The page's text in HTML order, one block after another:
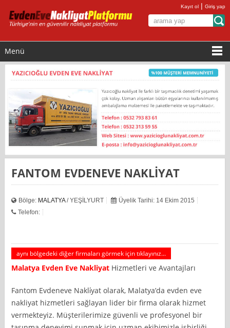
Kayıt ol |Giriş yap
Menü
FANTOM EVDENEVE NAKLİYAT
Bölge: MALATYA/ YEŞİLYURT
Üyelik Tarihi: 14 Ekim 2015
Telefon:
aynı bölgedeki diğer firmaları görmek için tıklayınız...
Malatya Evden Eve Nakliyat Hizmetleri ve Avantajları
Fantom Evdeneve Nakli̇yat olarak, Malatya’da evden eve
nakliyat hizmetleri sağlayan lider bir firma olarak hizmet
vermekteyiz. Müşterilerimize güvenli ve profesyonel bir